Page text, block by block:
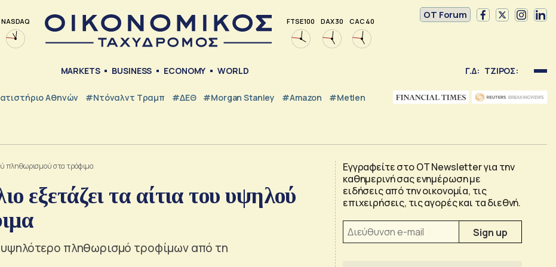
NASDAQ FTSE 100 DAX 30 CAC 40
OT Forum
MARKETS BUSINESS ECONOMY WORLD Γ.Δ: ΤΖΙΡΟΣ:
Αθηνών #Ντόναλντ Τραμπ #ΔΕΘ #Morgan Stanley #Amazon #Metlen
πληθωρισμού στα τρόφιμα
εξετάζει τα αίτια του υψηλού
υψηλότερο πληθωρισμό τροφίμων από τη
Εγγραφείτε στο OT Newsletter για την
καθημερινή σας ενημέρωση με
ειδήσεις από την οικονομία, τις
επιχειρήσεις, τις αγορές και τα διεθνή.